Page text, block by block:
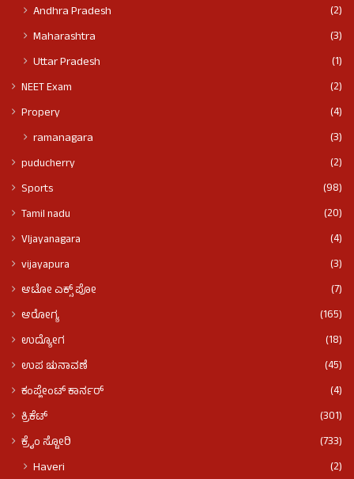
Andhra Pradesh
(2)
Maharashtra
(3)
Uttar Pradesh
(1)
NEET Exam
(2)
Propery
(4)
ramanagara (3)
puducherry
(2)
Sports
(98)
Tamil nadu
(20)
VIjayanagara
(4)
vijayapura
(3)
ಆಟೋ ಎಕ್ಸ್ ಪೋ
(7)
ಆರೋಗ್ಯ
(165)
ಉದ್ಯೋಗ
(18)
ಉಪ ಚುನಾವಣೆ
(45)
ಕಂಪ್ಲೇಂಟ್ ಕಾರ್ನರ್
(4)
ಕ್ರಿಕೆಟ್
(301)
ಕ್ರೈಂ ಸ್ಟೋರಿ
(733)
Haveri (2)